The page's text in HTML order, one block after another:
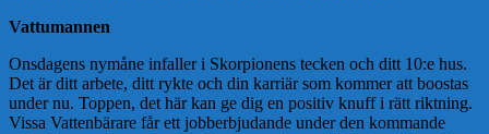
Vattumannen
Onsdagens nymåne infaller i Skorpionens tecken och ditt 10:e hus.
Det är ditt arbete, ditt rykte och din karriär som kommer att boostas
under nu. Toppen, det här kan ge dig en positiv knuff i rätt riktning.
Vissa Vattenbärare får ett jobberbjudande under den kommande